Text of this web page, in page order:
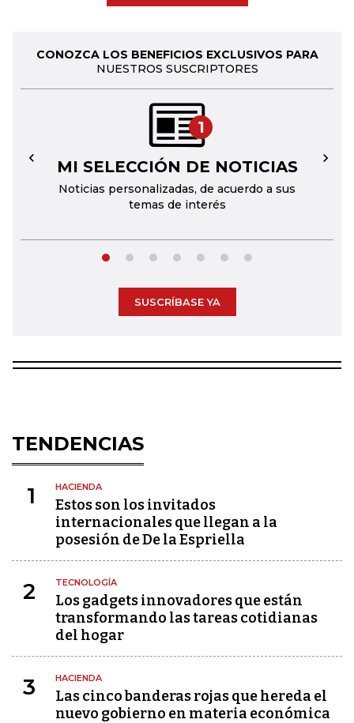
CONOZCA LOS BENEFICIOS EXCLUSIVOS PARA
NUESTROS SUSCRIPTORES
1
MI SELECCIÓN DE NOTICIAS
Noticias personalizadas, de acuerdo a sus
temas de interés
← →
SUSCRÍBASE YA
TENDENCIAS
1 HACIENDA
Estos son los invitados
internacionales que llegan a la
posesión de De la Espriella
2 TECNOLOGÍA
Los gadgets innovadores que están
transformando las tareas cotidianas
del hogar
3 HACIENDA
Las cinco banderas rojas que hereda el
nuevo gobierno en materia económica